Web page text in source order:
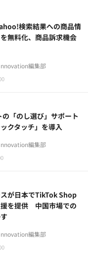
検索結果への商品情
無料化、商品訴求機会
編集部
「のし選び」サポート
クタッチ」を導入
編集部
スが日本でTikTok Shop
を提供 中国市場での
編集部